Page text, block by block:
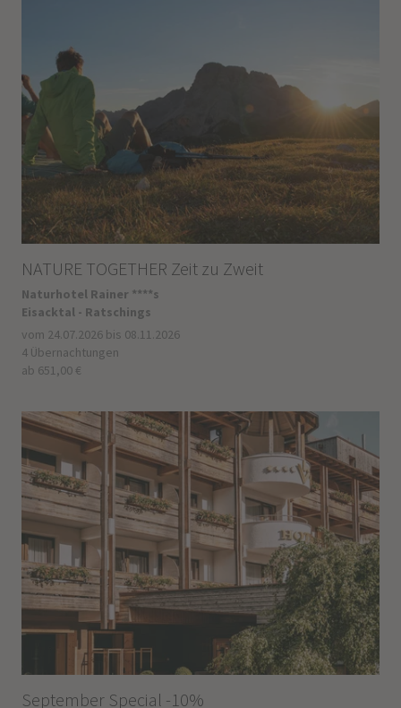
NATURE TOGETHER Zeit zu Zweit
Naturhotel Rainer ****s
Eisacktal - Ratschings
vom 24.07.2026 bis 08.11.2026
4 Übernachtungen
ab 651,00 €
September Special -10%